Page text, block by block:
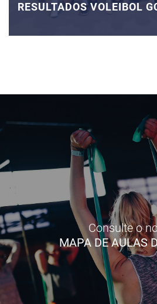
RESULTADOS VOLEIBOL
Consulte o
MAPA DE AULAS